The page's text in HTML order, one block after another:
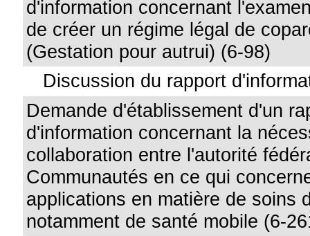
d'information concernant
de créer un régime légal de
(Gestation pour autrui) (6-98)
Discussion du rapport
Demande d'établissement d'un
d'information concernant la
collaboration entre l'autorité
Communautés en ce qui
applications en matière de soins
notamment de santé mobile (6-